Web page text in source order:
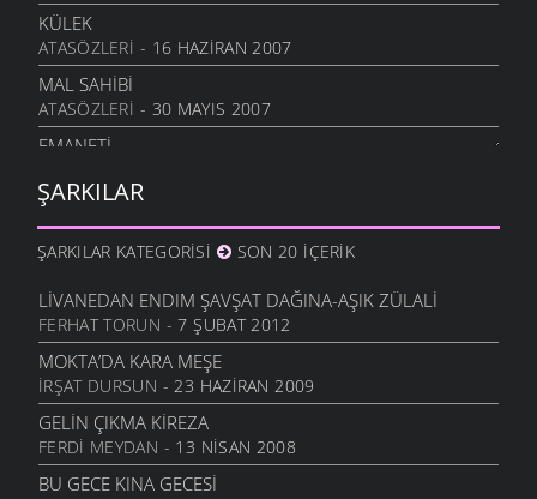
KÜLEK
ATASÖZLERI - 16 HAZIRAN 2007
MAL SAHIBI
ATASÖZLERI - 30 MAYIS 2007
EMANETI
EMANET AT
ATASÖZLERI- 30 MAYIS 2007
ÇAX ÇAX
ATASÖZLERI - 30 MAYIS 2007
İTİN AKSAĞI
ATASÖZLERI- 30 MAYIS 2007
YAĞ TULUMU
ATASÖZLERI - 30 MAYIS 2007
ÇAMURLU HAVA
ATASÖZLERI- 30 MAYIS 2007
ŞARKILAR
ŞARKILAR KATEGORISI SON 20 İÇERIK
LIVANEDAN ENDIM ŞAVŞAT DAĞINA-AŞIK ZÜLALI
FERHAT TORUN - 7 ŞUBAT 2012
MOKTA’DA KARA MEŞE
İRŞAT DURSUN - 23 HAZIRAN 2009
GELIN ÇIKMA KIREZA
FERDI MEYDAN - 13 NISAN 2008
BU GECE KINA GECESI